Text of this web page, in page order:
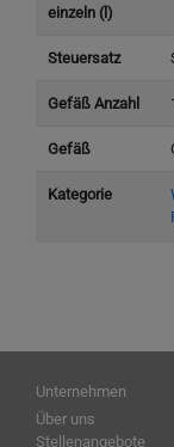
einzeln (l)
Steuersatz
Gefäß Anzahl
Gefäß
Kategorie
Unternehmen
Über uns
Stellenangebote